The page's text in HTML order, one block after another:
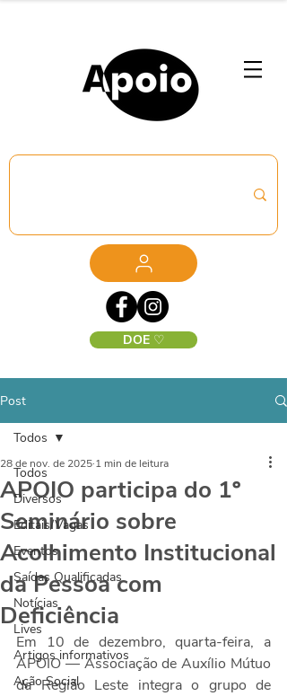
DOE ♡
Post
Todos
Diversos
Editais/Vagas
Eventos
Saídas Qualificadas
Notícias
Lives
Artigos informativos
Ação Social
Todos
APOIO participa do 1º
Seminário sobre
Acolhimento Institucional
da Pessoa com
Deficiência
28 de nov. de 2025 1 min de leitura
Em 10 de dezembro, quarta-feira, a
APOIO — Associação de Auxílio Mútuo
da Região Leste integra o grupo de